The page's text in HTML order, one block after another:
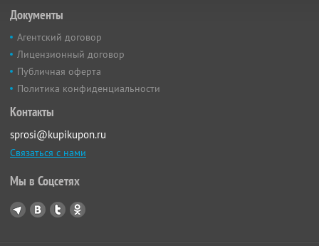
Документы
Агентский договор
Лицензионный договор
Публичная оферта
Политика конфиденциальности
Контакты
sprosi@kupikupon.ru
Связаться с нами
Мы в Соцсетях